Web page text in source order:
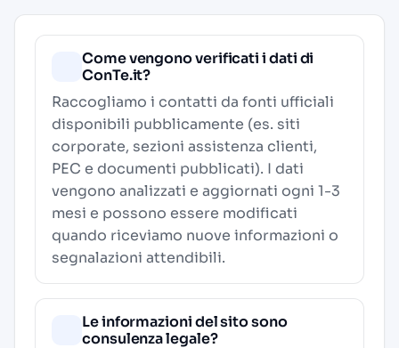
Come vengono verificati i dati di
ConTe.it?
Raccogliamo i contatti da fonti ufficiali
disponibili pubblicamente (es. siti
corporate, sezioni assistenza clienti,
PEC e documenti pubblicati). I dati
vengono analizzati e aggiornati ogni 1-3
mesi e possono essere modificati
quando riceviamo nuove informazioni o
segnalazioni attendibili.
Le informazioni del sito sono
consulenza legale?